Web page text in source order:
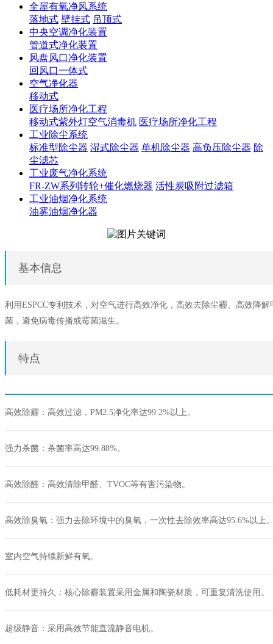
全屋有氧净风系统
落地式 壁挂式 吊顶式
中央空调净化装置
管道式净化装置
风盘风口净化装置
回风口一体式
空气净化器
移动式
医疗场所净化工程
移动式紫外灯空气消毒机 医疗场所净化工程
工业除尘系统
标准型除尘器 湿式除尘器 单机除尘器 高负压除尘器 除
尘滤芯
工业废气净化系统
FR-ZW系列转轮+催化燃烧器 活性炭吸附过滤箱
工业油烟净化系统
油雾油烟净化器
基本信息
利用ESPCC专利技术，对空气进行高效净化，高效去除尘霾、高效降
菌，避免病毒传播或霉菌滋生。
特点
高效除霾：高效过滤，PM2.5净化率达99.2%以上。
强力杀菌：杀菌率高达99.88%。
高效除醛：高效清除甲醛、TVOC等有害污染物。
高效除臭氧：强力去除环境中的臭氧，一次性去除效率高达95.6%以上
室内空气持续新鲜有氧。
低耗材更持久：核心除霾装置采用金属和陶瓷材质，可重复清洗使用。
超级静音：采用高效节能直流静音电机。